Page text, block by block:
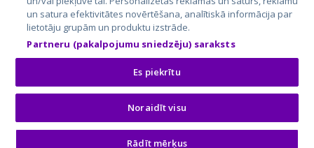
GetaPro.ee
Skelbiu.lt
Autoplius.lt
Aruodas.lt
auto24.ee
KV.ee
Osta.ee
KuldneBörs.ee
un satura efektivitātes novērtēšana, analītiskā informācija par
lietotāju grupām un produktu izstrāde.
Partneru (pakalpojumu sniedzēju) saraksts
Es piekrītu
Noraidīt visu
Rādīt mērķus